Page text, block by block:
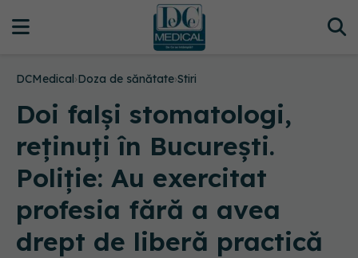
DCMedical›Doza de sănătate›Stiri
Doi falși stomatologi,
reținuți în București.
Poliție: Au exercitat
profesia fără a avea
drept de liberă practică